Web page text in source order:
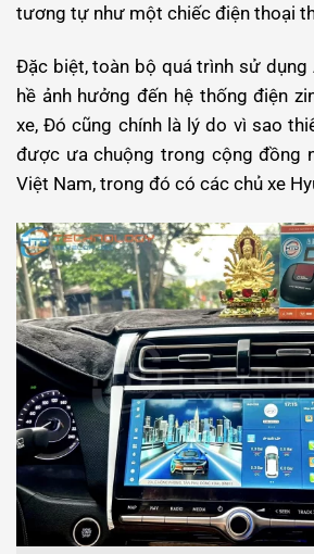
tương tự như một chiếc điện thoại
Đặc biệt, toàn bộ quá trình sử dụng
hề ảnh hưởng đến hệ thống điện
xe, Đó cũng chính là lý do vì sao
được ưa chuộng trong cộng đồng
Việt Nam, trong đó có các chủ xe